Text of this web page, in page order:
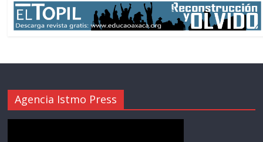
Agencia Istmo Press